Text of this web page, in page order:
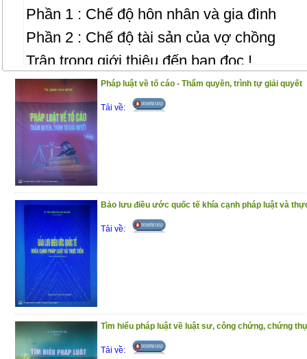
Phần 1 : Chế độ hôn nhân và gia đình
Phần 2 : Chế độ tài sản của vợ chồng
Trân trọng giới thiệu đến bạn đọc !
(25/11/2020)Pháp luật về tố cáo - Thẩm quyền, trình tự giải quyết
Tải về:
Bảo lưu điều ước quốc tế khía cạnh pháp luật và
Tải về:
Tìm hiểu pháp luật về luật sư, công chứng, chứng
Tải về: